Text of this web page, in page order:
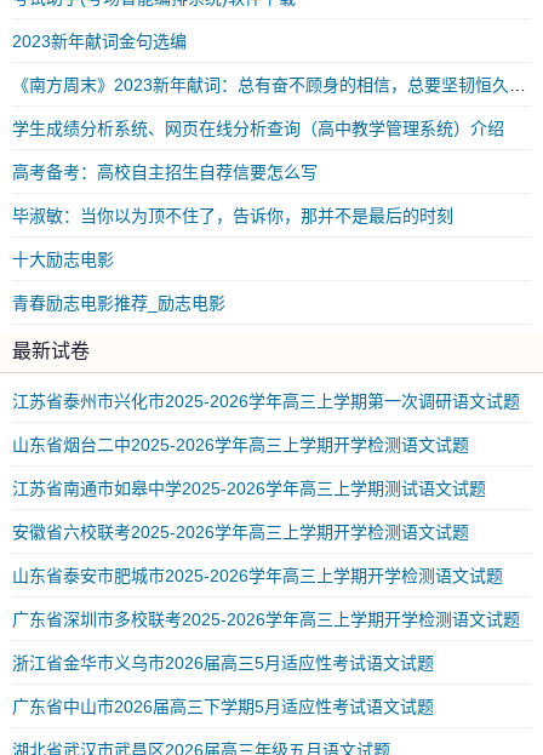
2023新年献词金句选编
学生成绩分析系统、网页在线分析查询（高中教学管理系统）介绍
高考备考：高校自主招生自荐信要怎么写
毕淑敏：当你以为顶不住了，告诉你，那并不是最后的时刻
十大励志电影
青春励志电影推荐_励志电影
最新试卷
江苏省泰州市兴化市2025-2026学年高三上学期第一次调研语文试题
山东省烟台二中2025-2026学年高三上学期开学检测语文试题
江苏省南通市如皋中学2025-2026学年高三上学期测试语文试题
安徽省六校联考2025-2026学年高三上学期开学检测语文试题
山东省泰安市肥城市2025-2026学年高三上学期开学检测语文试题
广东省深圳市多校联考2025-2026学年高三上学期开学检测语文试题
浙江省金华市义乌市2026届高三5月适应性考试语文试题
广东省中山市2026届高三下学期5月适应性考试语文试题
湖北省武汉市武昌区2026届高三年级五月语文试题